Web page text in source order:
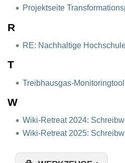
Projektseite
R
RE: Nachhaltige
T
Treibhausgas-
W
Wiki-Retreat 2024:
Wiki-Retreat 2025: